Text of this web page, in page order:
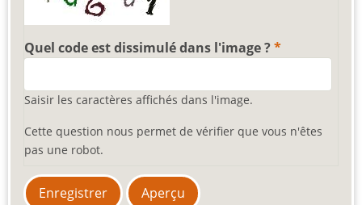
Quel code est dissimulé dans l'image ?
Saisir les caractères affichés dans l'image.
Cette question nous permet de vérifier que vous n'êtes
pas une robot.